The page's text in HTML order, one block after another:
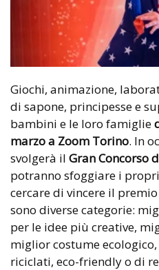
Giochi, animazione,
di sapone, principesse e
bambini e le loro famiglie
marzo a Zoom Torino. In
svolgerà il Gran Concorso
potranno sfoggiare i
cercare di vincere il
sono diverse categorie:
per le idee più creative,
miglior costume
riciclati, eco-friendly o di